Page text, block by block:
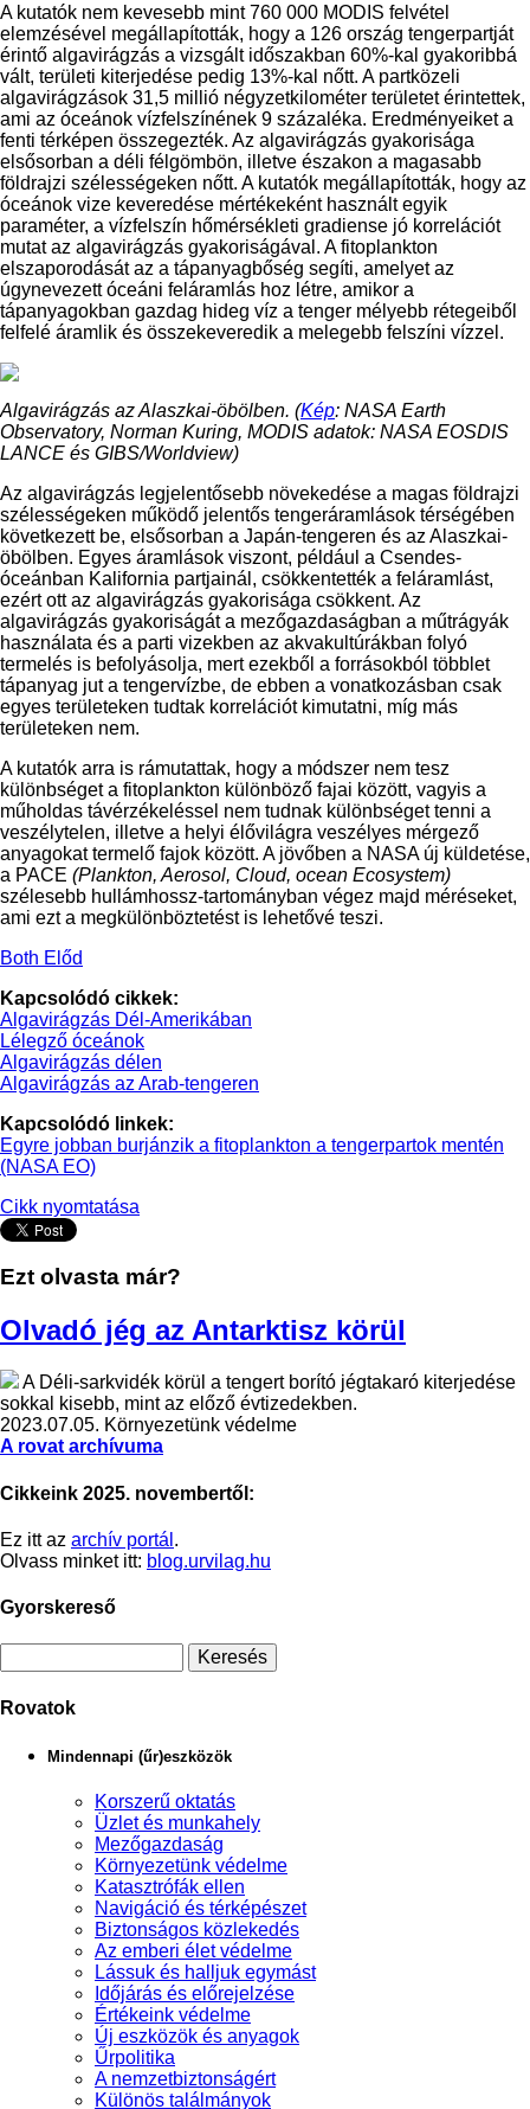
A kutatók nem kevesebb mint 760 000 MODIS felvétel
elemzésével megállapították, hogy a 126 ország tengerpartját
érintő algavirágzás a vizsgált időszakban 60%-kal gyakoribbá
vált, területi kiterjedése pedig 13%-kal nőtt. A partközeli
algavirágzások 31,5 millió négyzetkilométer területet érintettek,
ami az óceánok vízfelszínének 9 százaléka. Eredményeiket a
fenti térképen összegezték. Az algavirágzás gyakorisága
elsősorban a déli félgömbön, illetve északon a magasabb
földrajzi szélességeken nőtt. A kutatók megállapították, hogy az
óceánok vize keveredése mértékeként használt egyik
paraméter, a vízfelszín hőmérsékleti gradiense jó korrelációt
mutat az algavirágzás gyakoriságával. A fitoplankton
elszaporodását az a tápanyagbőség segíti, amelyet az
úgynevezett óceáni feláramlás hoz létre, amikor a
tápanyagokban gazdag hideg víz a tenger mélyebb rétegeiből
felfelé áramlik és összekeveredik a melegebb felszíni vízzel.
Algavirágzás az Alaszkai-öbölben. (Kép: NASA Earth
Observatory, Norman Kuring, MODIS adatok: NASA EOSDIS
LANCE és GIBS/Worldview)
Az algavirágzás legjelentősebb növekedése a magas földrajzi
szélességeken működő jelentős tengeráramlások térségében
következett be, elsősorban a Japán-tengeren és az Alaszkai-
öbölben. Egyes áramlások viszont, például a Csendes-
óceánban Kalifornia partjainál, csökkentették a feláramlást,
ezért ott az algavirágzás gyakorisága csökkent. Az
algavirágzás gyakoriságát a mezőgazdaságban a műtrágyák
használata és a parti vizekben az akvakultúrákban folyó
termelés is befolyásolja, mert ezekből a forrásokból többlet
tápanyag jut a tengervízbe, de ebben a vonatkozásban csak
egyes területeken tudtak korrelációt kimutatni, míg más
területeken nem.
A kutatók arra is rámutattak, hogy a módszer nem tesz
különbséget a fitoplankton különböző fajai között, vagyis a
műholdas távérzékeléssel nem tudnak különbséget tenni a
veszélytelen, illetve a helyi élővilágra veszélyes mérgező
anyagokat termelő fajok között. A jövőben a NASA új küldetése,
a PACE (Plankton, Aerosol, Cloud, ocean Ecosystem)
szélesebb hullámhossz-tartományban végez majd méréseket,
ami ezt a megkülönböztetést is lehetővé teszi.
Both Előd
Kapcsolódó cikkek:
Algavirágzás Dél-Amerikában
Lélegző óceánok
Algavirágzás délen
Algavirágzás az Arab-tengeren
Kapcsolódó linkek:
Egyre jobban burjánzik a fitoplankton a tengerpartok mentén
(NASA EO)
Cikk nyomtatása
Ezt olvasta már?
Olvadó jég az Antarktisz körül
A Déli-sarkvidék körül a tengert borító jégtakaró kiterjedése
sokkal kisebb, mint az előző évtizedekben.
2023.07.05. Környezetünk védelme
A rovat archívuma
Cikkeink 2025. novembertől:
Ez itt az archív portál .
Olvass minket itt: blog.urvilag.hu
Gyorskereső
Rovatok
Mindennapi (űr)eszközök
Korszerű oktatás
Üzlet és munkahely
Mezőgazdaság
Környezetünk védelme
Katasztrófák ellen
Navigáció és térképészet
Biztonságos közlekedés
Az emberi élet védelme
Lássuk és halljuk egymást
Időjárás és előrejelzése
Értékeink védelme
Új eszközök és anyagok
Űrpolitika
A nemzetbiztonságért
Különös találmányok